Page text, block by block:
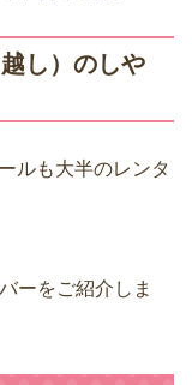
し）のしや
ルも大半のレンタ
ーをご紹介しま